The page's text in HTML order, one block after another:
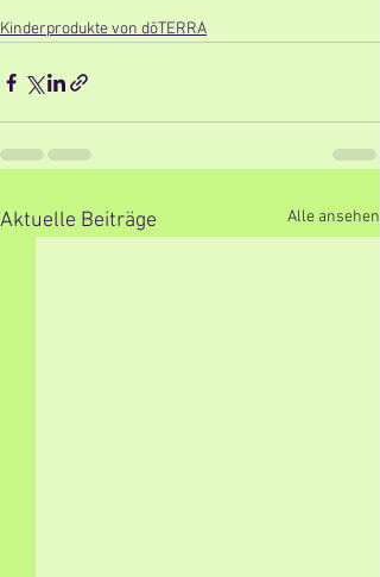
Kinderprodukte von dōTERRA
Aktuelle Beiträge Alle ansehen